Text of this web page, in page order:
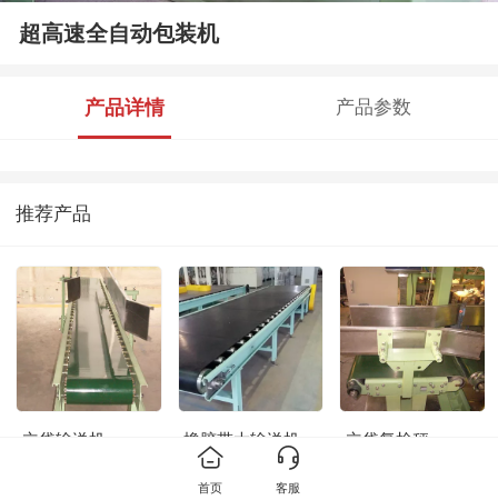
超高速全自动包装机
产品详情 产品参数
推荐产品
立袋输送机 橡胶带大输送机 立袋复检秤
首页 客服